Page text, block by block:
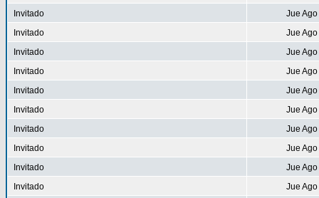
Invitado
Jue
Invitado
Jue
Invitado
Jue
Invitado
Jue
Invitado
Jue
Invitado
Jue
Invitado
Jue
Invitado
Jue
Invitado
Jue
Invitado
Jue